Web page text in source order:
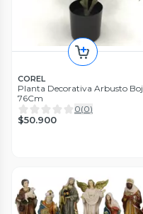
COREL
Planta Decorativa Arbusto Boj
76Cm
0(0)
$50.900